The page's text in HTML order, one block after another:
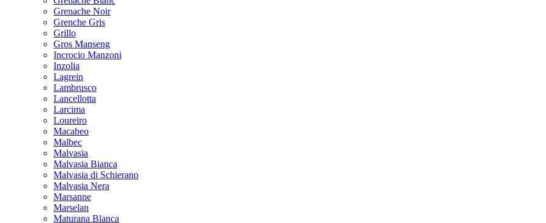
Grenache Noir
Grenche Gris
Grillo
Gros Manseng
Incrocio Manzoni
Inzolia
Lagrein
Lambrusco
Lancellotta
Larcima
Loureiro
Macabeo
Malbec
Malvasia
Malvasia Bianca
Malvasia di Schierano
Malvasia Nera
Marsanne
Marselan
Maturana Blanca